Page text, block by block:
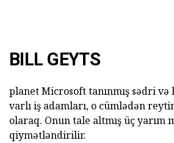
BILL GEYTS
planet Microsoft tanınmış sədri və
varlı iş adamları, o cümlədən
olaraq. Onun tale altmış üç
qiymətləndirilir.